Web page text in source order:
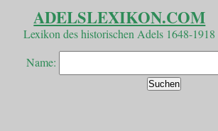
ADELSLEXIKON.COM
Lexikon des historischen Adels 1648-1918
Name: